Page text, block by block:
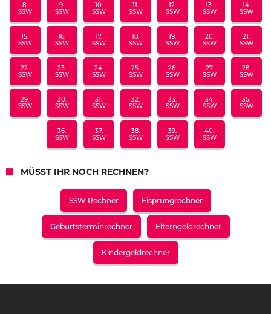
8.
SSW
9.
SSW
10.
SSW
11.
SSW
12.
SSW
13.
SSW
14.
SSW
15.
SSW
16.
SSW
17.
SSW
18.
SSW
19.
SSW
20.
SSW
21.
SSW
22.
SSW
23.
SSW
24.
SSW
25.
SSW
26.
SSW
27.
SSW
28.
SSW
29.
SSW
30.
SSW
31.
SSW
32.
SSW
33.
SSW
34.
SSW
35.
SSW
36.
SSW
37.
SSW
38.
SSW
39.
SSW
40.
SSW
MÜSST IHR NOCH RECHNEN?
SSW Rechner Eisprungrechner
Geburtsterminrechner Elterngeldrechner
Kindergeldrechner